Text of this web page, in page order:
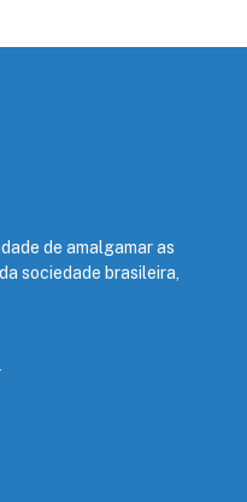
de amalgamar as
sociedade brasileira,